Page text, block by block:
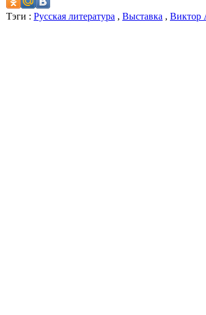
Тэги : Русская литература , Выставка , Виктор